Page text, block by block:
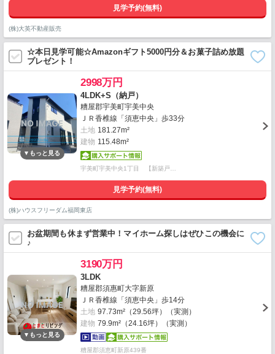
見学予約(無料)
(株)大英不動産販売
☆本日見学可能☆Amazonギフト5000円分＆お菓子詰め放題
プレゼント！
2998万円
4LDK+S（納戸）
糟屋郡宇美町宇美中央
ＪＲ香椎線「須恵中央」歩33分
土地 181.27m²
建物 115.48m²
宇美町宇美中央1丁目 【新築戸…
見学予約(無料)
(株)ハウスフリーダム福岡東店
お盆期間も休まず営業中！マイホーム探しはぜひこの機会に
♪
3190万円
3LDK
糟屋郡須惠町大字新原
ＪＲ香椎線「須恵中央」歩14分
土地 97.73m²（29.56坪）（実測）
建物 79.9m²（24.16坪）（実測）
糟屋郡須恵町新原439番